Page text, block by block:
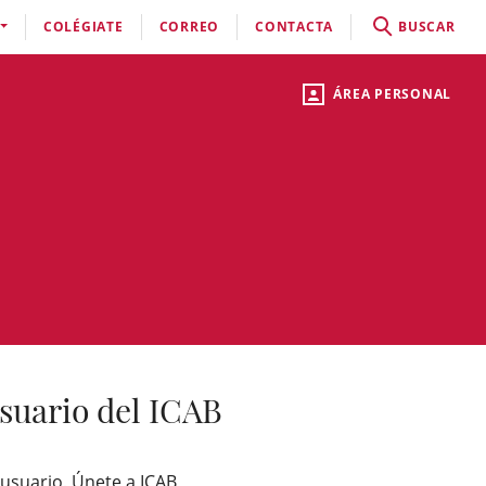
ÁREA PERSONAL
COLÉGIATE CORREO CONTACTA BUSCAR
del ICAB